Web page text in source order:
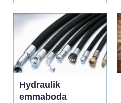
Hydraulik
emmaboda